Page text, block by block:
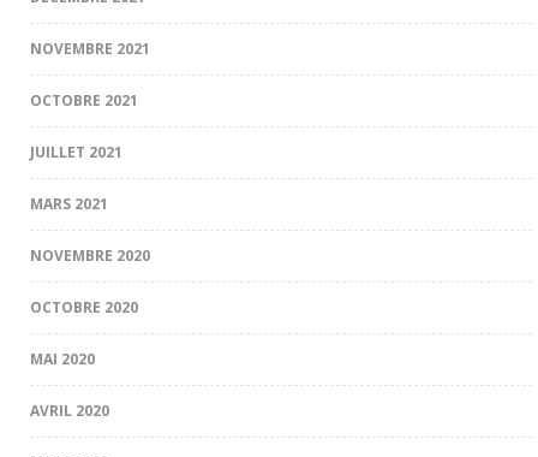
NOVEMBRE 2021
OCTOBRE 2021
JUILLET 2021
MARS 2021
NOVEMBRE 2020
OCTOBRE 2020
MAI 2020
AVRIL 2020